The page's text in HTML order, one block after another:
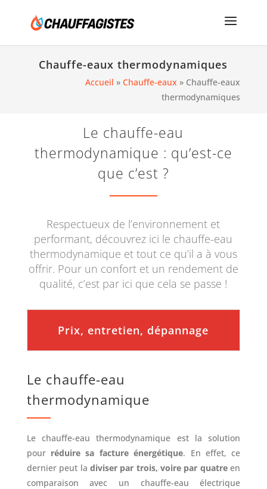
Chauffe-eaux thermodynamiques
Accueil »Chauffe-eaux » Chauffe-eaux
thermodynamiques
Le chauffe-eau
thermodynamique : qu’est-ce
que c’est ?
Respectueux de l’environnement et
performant, découvrez ici le chauffe-eau
thermodynamique et tout ce qu’il a à vous
offrir. Pour un confort et un rendement de
qualité, c’est par ici que cela se passe !
Prix, entretien, dépannage
Le chauffe-eau
thermodynamique
Le chauffe-eau thermodynamique est la solution
pour réduire sa facture énergétique. En effet, ce
dernier peut la diviser par trois, voire par quatreen
comparaison avec un chauffe-eau électrique